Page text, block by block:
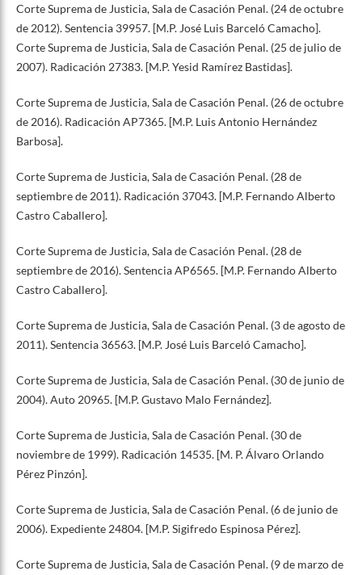
Corte Suprema de Justicia, Sala de Casación Penal. (24 de octubre
de 2012). Sentencia 39957. [M.P. José Luis Barceló Camacho].
Corte Suprema de Justicia, Sala de Casación Penal. (25 de julio de
2007). Radicación 27383. [M.P. Yesid Ramírez Bastidas].
Corte Suprema de Justicia, Sala de Casación Penal. (26 de octubre
de 2016). Radicación AP7365. [M.P. Luis Antonio Hernández
Barbosa].
Corte Suprema de Justicia, Sala de Casación Penal. (28 de
septiembre de 2011). Radicación 37043. [M.P. Fernando Alberto
Castro Caballero].
Corte Suprema de Justicia, Sala de Casación Penal. (28 de
septiembre de 2016). Sentencia AP6565. [M.P. Fernando Alberto
Castro Caballero].
Corte Suprema de Justicia, Sala de Casación Penal. (3 de agosto de
2011). Sentencia 36563. [M.P. José Luis Barceló Camacho].
Corte Suprema de Justicia, Sala de Casación Penal. (30 de junio de
2004). Auto 20965. [M.P. Gustavo Malo Fernández].
Corte Suprema de Justicia, Sala de Casación Penal. (30 de
noviembre de 1999). Radicación 14535. [M. P. Álvaro Orlando
Pérez Pinzón].
Corte Suprema de Justicia, Sala de Casación Penal. (6 de junio de
2006). Expediente 24804. [M.P. Sigifredo Espinosa Pérez].
Corte Suprema de Justicia, Sala de Casación Penal. (9 de marzo de